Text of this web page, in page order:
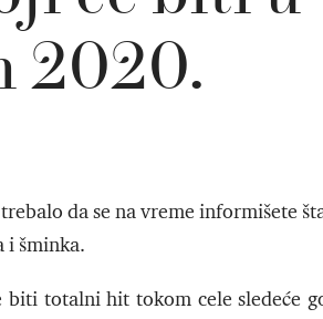
2020.
da se na vreme informišete
i šminka.
totalni hit tokom cele sledeće